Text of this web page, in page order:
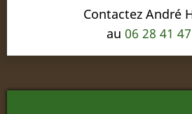
Contactez André
au 06 28 41